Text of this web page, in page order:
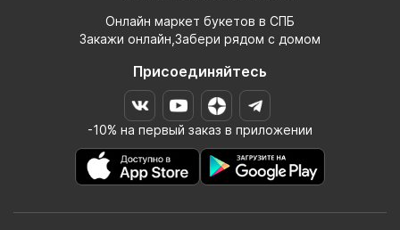
Онлайн маркет букетов в СПБ
Закажи онлайн,Забери рядом с домом
Присоединяйтесь
-10% на первый заказ в приложении